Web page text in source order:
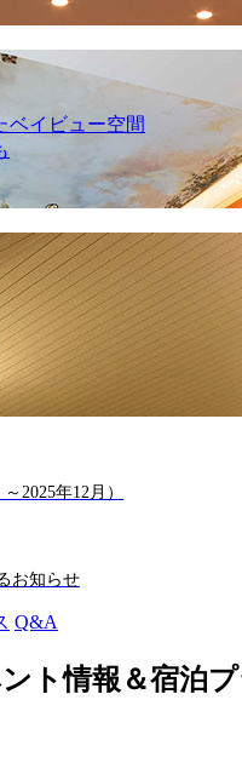
ベイビュー空間
2025年12月）
お知らせ
Q&A
ト情報＆宿泊